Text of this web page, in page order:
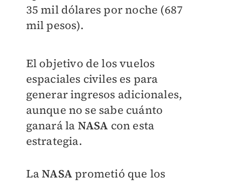
35 mil dólares por noche (687
mil pesos).
El objetivo de los vuelos
espaciales civiles es para
generar ingresos adicionales,
aunque no se sabe cuánto
ganará la NASA con esta
estrategia.
LaNASA prometió que los